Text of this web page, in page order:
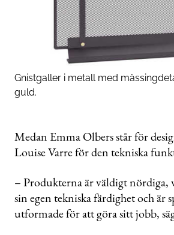
Gnistgaller i metall med
guld.
Medan Emma Olbers står för
Louise Varre för den tekniska
– Produkterna är väldigt nördiga,
sin egen tekniska färdighet och är
utformade för att göra sitt jobb,